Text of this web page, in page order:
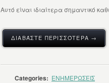
Αυτό είναι ιδιαίτερα σημαντικό
ΔΙΑΒΆΣΤΕ ΠΕΡΙΣΣΌΤΕΡΑ →
Categories: ΕΝΗΜΕΡΩΣΕΙΣ